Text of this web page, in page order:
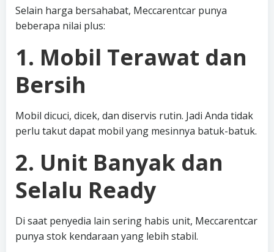
Selain harga bersahabat, Meccarentcar punya
beberapa nilai plus:
1. Mobil Terawat dan
Bersih
Mobil dicuci, dicek, dan diservis rutin. Jadi Anda tidak
perlu takut dapat mobil yang mesinnya batuk-batuk.
2. Unit Banyak dan
Selalu Ready
Di saat penyedia lain sering habis unit, Meccarentcar
punya stok kendaraan yang lebih stabil.